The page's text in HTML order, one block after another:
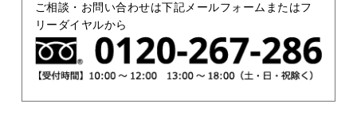
ご相談・お問い合わせは下記メールフォームまたはフ
リーダイヤルから